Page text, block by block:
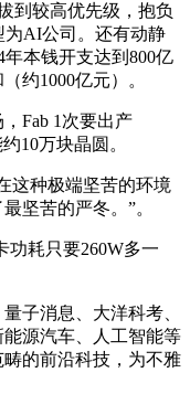
到较高优先级，抱负
为AI公司。还有动静
本钱开支达到800亿
约1000亿元）。
Fab 1次要出产
10万块晶圆。
种极端坚苦的环境
坚苦的严冬。”。
耗只要260W多一
消息、大洋科考、
源汽车、人工智能等
的前沿科技，为不雅